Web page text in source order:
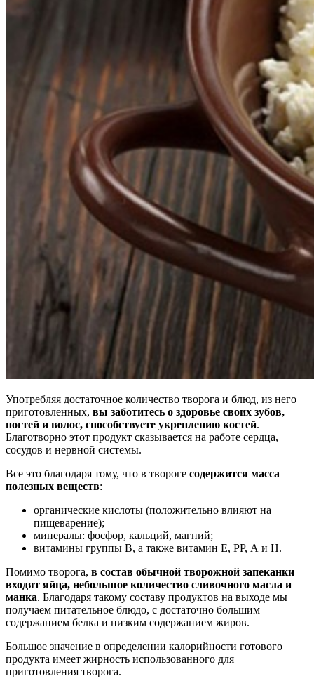
Употребляя достаточное количество творога и блюд, из него
приготовленных, вы заботитесь о здоровье своих зубов,
ногтей и волос, способствуете укреплению костей.
Благотворно этот продукт сказывается на работе сердца,
сосудов и нервной системы.
Все это благодаря тому, что в твороге содержится масса
полезных веществ:
органические кислоты (положительно влияют на
пищеварение);
минералы: фосфор, кальций, магний;
витамины группы В, а также витамин Е, РР, А и Н.
Помимо творога, в состав обычной творожной запеканки
входят яйца, небольшое количество сливочного масла и
манка. Благодаря такому составу продуктов на выходе мы
получаем питательное блюдо, с достаточно большим
содержанием белка и низким содержанием жиров.
Большое значение в определении калорийности готового
продукта имеет жирность использованного для
приготовления творога.